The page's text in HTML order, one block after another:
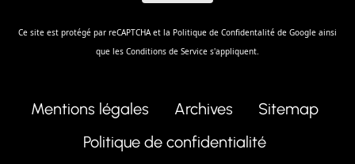
Ce site est protégé par reCAPTCHA et la Politique de Confidentalité de Google ainsi
que les Conditions de Service s'appliquent.
Mentions légales Archives
Sitemap
Politique de confidentialité